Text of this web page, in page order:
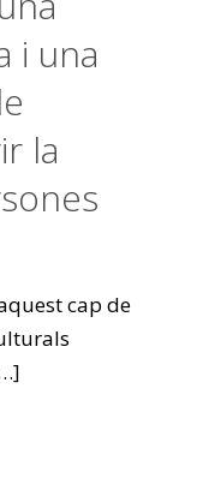
i una
la
cap de